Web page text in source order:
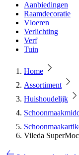
Aanbiedingen
Raamdecoratie
Vloeren
Verlichting
Verf
Tuin
Home
Assortiment
Huishoudelijk
Vileda